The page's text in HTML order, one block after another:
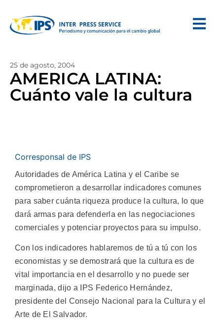
25 de agosto, 2004
AMERICA LATINA:
Cuánto vale la cultura
Corresponsal de IPS
Autoridades de América Latina y el Caribe se
comprometieron a desarrollar indicadores comunes
para saber cuánta riqueza produce la cultura, lo que
dará armas para defenderla en las negociaciones
comerciales y potenciar proyectos para su impulso.
Con los indicadores hablaremos de tú a tú con los
economistas y se demostrará que la cultura es de
vital importancia en el desarrollo y no puede ser
marginada, dijo a IPS Federico Hernández,
presidente del Consejo Nacional para la Cultura y el
Arte de El Salvador.